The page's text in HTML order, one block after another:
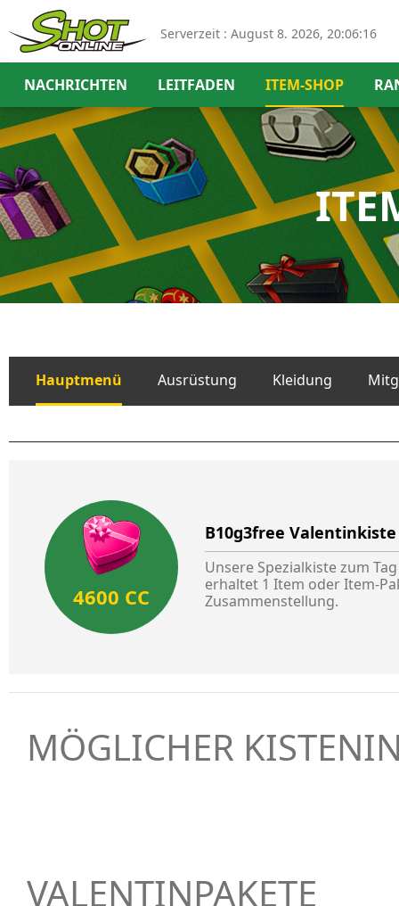
Serverzeit : August 8. 2026, 20:06:17
NACHRICHTEN LEITFADEN ITEM-SHOP
Hauptmenü Ausrüstung Kleidung
B10g3free Valentinkiste
Unsere Spezialkiste zum
erhaltet 1 Item oder Item-
Zusammenstellung.
4600 CC
MÖGLICHER
VALENTINPAKETE